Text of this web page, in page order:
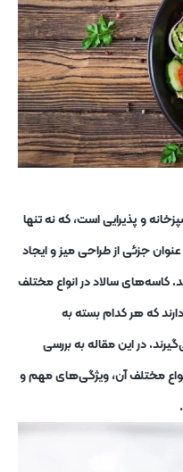
و پذیرایی است، که نه تنها
جزئی از طراحی میز و ایجاد
کاسه‌های سالاد در انواع مختلف
که هر کدام بسته به
در این مقاله به بررسی
مختلف آن، ویژگی‌های مهم و